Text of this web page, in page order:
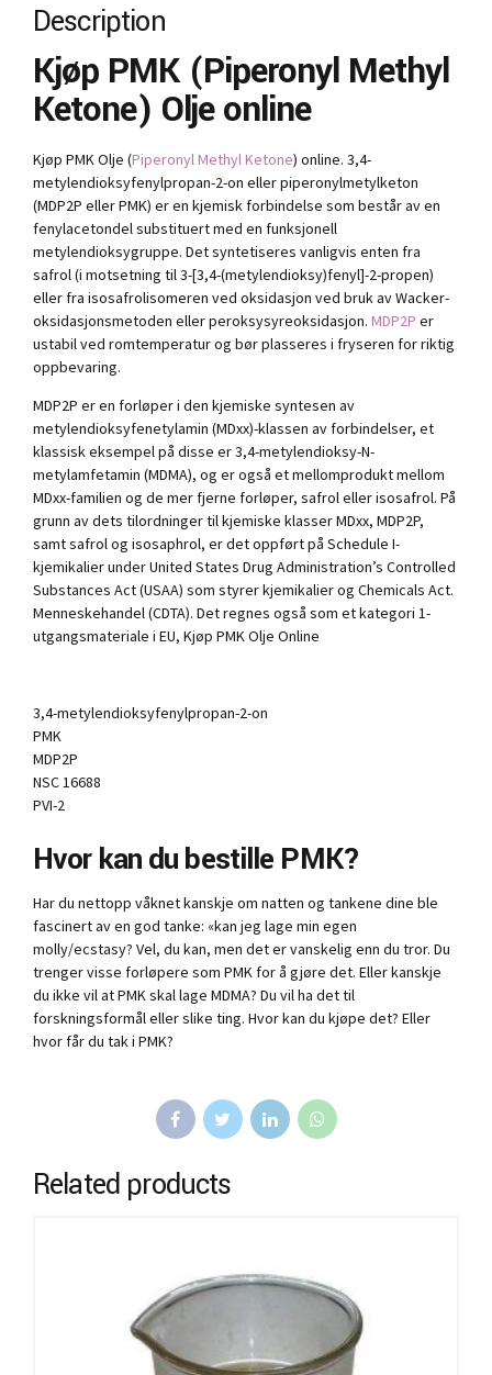
Description
Kjøp PMK (Piperonyl Methyl
Ketone) Olje online
Kjøp PMK Olje (Piperonyl Methyl Ketone) online. 3,4-
metylendioksyfenylpropan-2-on eller piperonylmetylketon
(MDP2P eller PMK) er en kjemisk forbindelse som består av en
fenylacetondel substituert med en funksjonell
metylendioksygruppe. Det syntetiseres vanligvis enten fra
safrol (i motsetning til 3-[3,4-(metylendioksy)fenyl]-2-propen)
eller fra isosafrolisomeren ved oksidasjon ved bruk av Wacker-
oksidasjonsmetoden eller peroksysyreoksidasjon. MDP2P er
ustabil ved romtemperatur og bør plasseres i fryseren for riktig
oppbevaring.
MDP2P er en forløper i den kjemiske syntesen av
metylendioksyfenetylamin (MDxx)-klassen av forbindelser, et
klassisk eksempel på disse er 3,4-metylendioksy-N-
metylamfetamin (MDMA), og er også et mellomprodukt mellom
MDxx-familien og de mer fjerne forløper, safrol eller isosafrol. På
grunn av dets tilordninger til kjemiske klasser MDxx, MDP2P,
samt safrol og isosaphrol, er det oppført på Schedule I-
kjemikalier under United States Drug Administration’s Controlled
Substances Act (USAA) som styrer kjemikalier og Chemicals Act.
Menneskehandel (CDTA). Det regnes også som et kategori 1-
utgangsmateriale i EU, Kjøp PMK Olje Online
3,4-metylendioksyfenylpropan-2-on
PMK
MDP2P
NSC 16688
PVI-2
Hvor kan du bestille PMK?
Har du nettopp våknet kanskje om natten og tankene dine ble
fascinert av en god tanke: «kan jeg lage min egen
molly/ecstasy? Vel, du kan, men det er vanskelig enn du tror. Du
trenger visse forløpere som PMK for å gjøre det. Eller kanskje
du ikke vil at PMK skal lage MDMA? Du vil ha det til
forskningsformål eller slike ting. Hvor kan du kjøpe det? Eller
hvor får du tak i PMK?
Related products